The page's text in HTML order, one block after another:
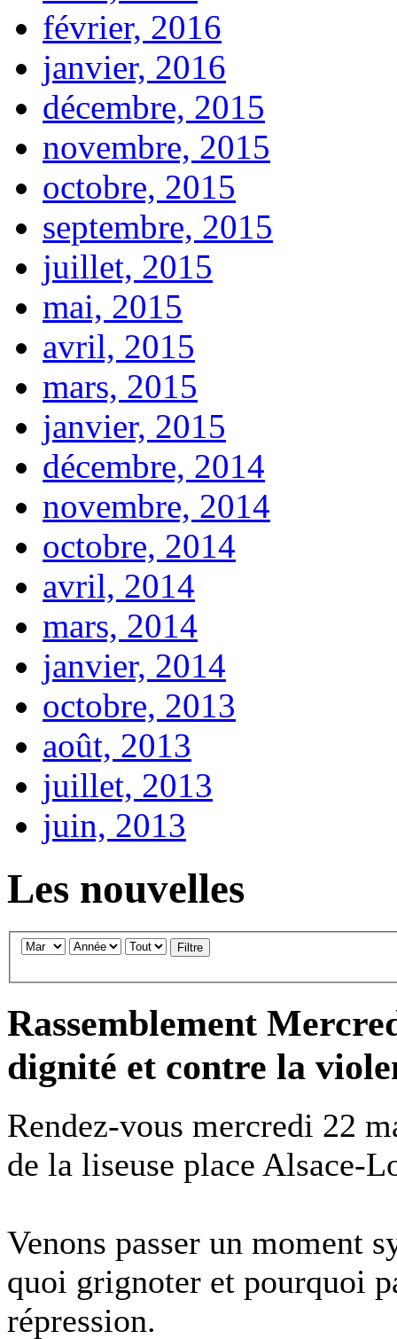
février, 2016
janvier, 2016
décembre, 2015
novembre, 2015
octobre, 2015
septembre, 2015
juillet, 2015
mai, 2015
avril, 2015
mars, 2015
janvier, 2015
décembre, 2014
novembre, 2014
octobre, 2014
avril, 2014
mars, 2014
janvier, 2014
octobre, 2013
août, 2013
juillet, 2013
juin, 2013
Les nouvelles
Filtre
Rassemblement
dignité et contre la
Rendez-vous mercredi 22
de la liseuse place Alsace-
Venons passer un moment
quoi grignoter et pourquoi
répression.